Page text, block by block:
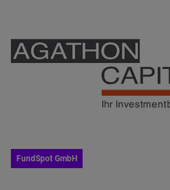
FundSpot GmbH